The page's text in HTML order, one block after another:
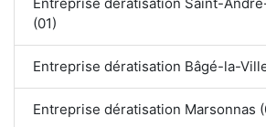
Entreprise dératisation Saint-
(01)
Entreprise dératisation Bâgé-la-
Entreprise dératisation Marsonnas